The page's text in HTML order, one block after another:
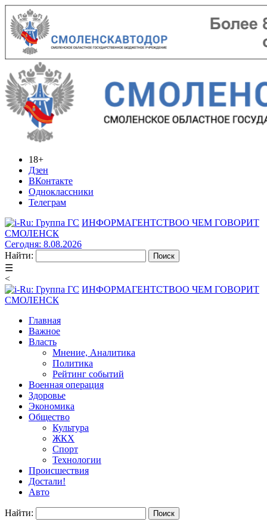
18+
Дзен
ВКонтакте
Одноклассники
Телеграм
ИНФОРМАГЕНТСТВОО ЧЕМ ГОВОРИТ
СМОЛЕНСК
Сегодня: 8.08.2026
Найти:
☰
<
ИНФОРМАГЕНТСТВОО ЧЕМ ГОВОРИТ
СМОЛЕНСК
Главная
Важное
Власть
Мнение, Аналитика
Политика
Рейтинг событий
Военная операция
Здоровье
Экономика
Общество
Культура
ЖКХ
Спорт
Технологии
Происшествия
Достали!
Авто
Найти: